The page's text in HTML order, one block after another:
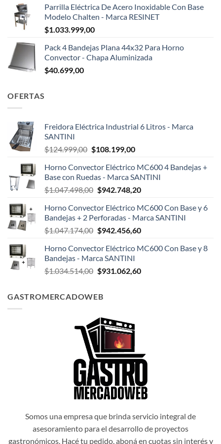
Parrilla Eléctrica De Acero Inoxidable Con Base
Modelo Chalten - Marca RESINET
$1.033.999,00
Pack 4 Bandejas Plana 44x32 Para Horno
Convector - Chapa Aluminizada
$40.699,00
OFERTAS
Freidora Eléctrica Industrial 6 Litros - Marca
SANTINI
$124.999,00 El
original
era:
$124.999,00.
$108.199,00El
actual
es:
$108.199,00.
Horno Convector Eléctrico MC600 4 Bandejas +
Base con Ruedas - Marca SANTINI
$1.047.498,00 El
original
era:
$1.047.498,00.
$942.748,20El
actual
es:
$942.748,20.
Horno Convector Eléctrico MC600 Con Base y 6
Bandejas + 2 Perforadas - Marca SANTINI
$1.047.174,00 El
original
era:
$1.047.174,00.
$942.456,60El
actual
$942.456,60.
Horno Convector Eléctrico MC600 Con Base y 8
Bandejas - Marca SANTINI
$1.034.514,00 El
era:
$931.062,60El
GASTROMERCADOWEB
Somos una empresa que brinda servicio integral de
asesoramiento para el desarrollo de proyectos
gastronómicos. Hacé tu pedido, aboná en cuotas sin interés y